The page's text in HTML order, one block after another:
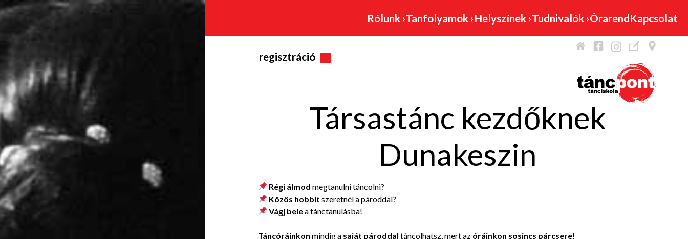
Rólunk ›Tanfolyamok ›Helyszínek ›Tudnivalók ›ÓrarendKapcsolat
regisztráció
Társastánc kezdőknek
Dunakeszin
Régi álmodmegtanulni táncolni?
Közös hobbitszeretnél a pároddal?
Vágj belea tánctanulásba!
Táncóráinkon mindig a saját pároddal táncolhatsz, mert az óráinkon sosincs párcsere!